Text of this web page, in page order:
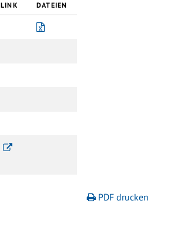
LINK DATEIEN
Reglement über die Verrechnung der Kosten
PDF drucken